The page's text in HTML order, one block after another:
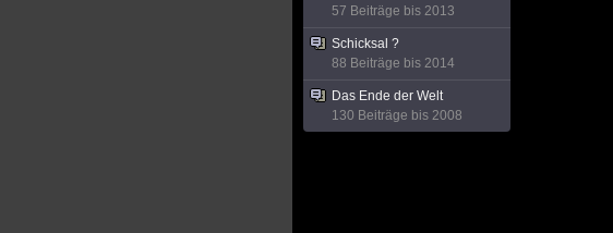
57 Beiträge bis 2013
Schicksal ?
88 Beiträge bis 2014
Das Ende der Welt
130 Beiträge bis 2008